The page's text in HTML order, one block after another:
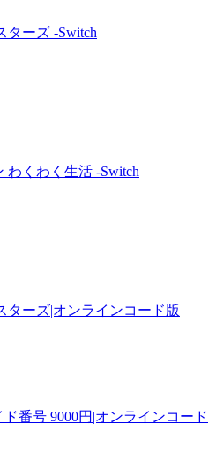
ターズ -Switch
わくわく生活 -Switch
ターズ|オンラインコード版
番号 9000円|オンラインコード